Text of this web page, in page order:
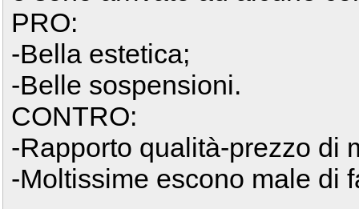
PRO:
-Bella estetica;
-Belle sospensioni.
CONTRO:
-Rapporto qualità-prezzo di
-Moltissime escono male di